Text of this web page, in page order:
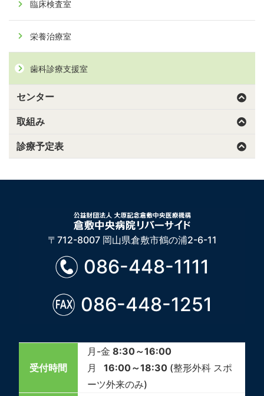
臨床検査室
栄養治療室
歯科診療支援室
センター
取組み
診療予定表
〒712-8007 岡山県倉敷市鶴の浦2-6-11
086-448-1111
086-448-1251
受付時間
月-金 8:30～16:00
月 16:00～18:30 (整形外科 スポ
ーツ外来のみ)